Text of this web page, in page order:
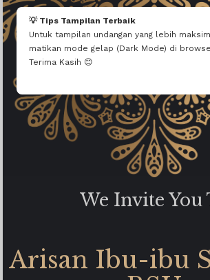
💡 Tips Tampilan Terbaik
Untuk tampilan undangan yang lebih
matikan mode gelap (Dark Mode) di
Terima Kasih 😊
We Invite You
Arisan Ibu-ibu
Team Indoinvite.com
Semoga acaranya berjalan dengan lancar dan sesuai